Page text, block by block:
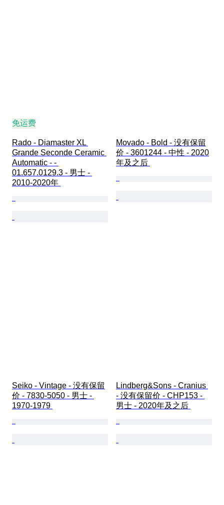
免运费
Rado - Diamaster XL
Grande Seconde Ceramic
Automatic - -
01.657.0129.3 - 男士 -
2010-2020年
Movado - Bold - 没有保留
价 - 3601244 - 中性 - 2020
年及之后
Seiko - Vintage - 没有保留
价 - 7830-5050 - 男士 -
1970-1979
Lindberg&Sons - Cranius
- 没有保留价 - CHP153 -
男士 - 2020年及之后